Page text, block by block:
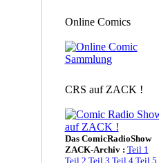
Online Comics
CRS auf ZACK !
Das ComicRadioShow
ZACK-Archiv : Teil 1
Teil 2 Teil 3 Teil 4 Teil 5